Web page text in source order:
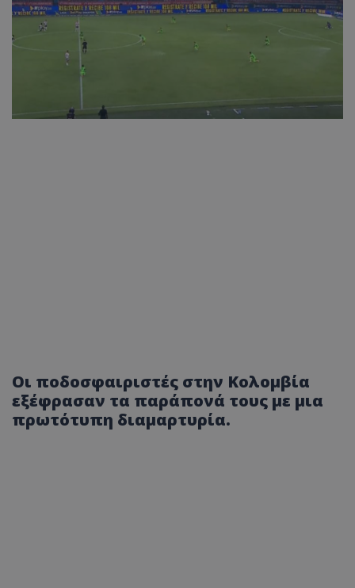
Οι ποδοσφαιριστές στην Κολομβία
εξέφρασαν τα παράπονά τους με μια
πρωτότυπη διαμαρτυρία.